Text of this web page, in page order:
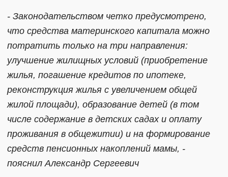
- Законодательством четко предусмотрено,
что средства материнского капитала можно
потратить только на три направления:
улучшение жилищных условий (приобретение
жилья, погашение кредитов по ипотеке,
реконструкция жилья с увеличением общей
жилой площади), образование детей (в том
числе содержание в детских садах и оплату
проживания в общежитии) и на формирование
средств пенсионных накоплений мамы, -
пояснил Александр Сергеевич